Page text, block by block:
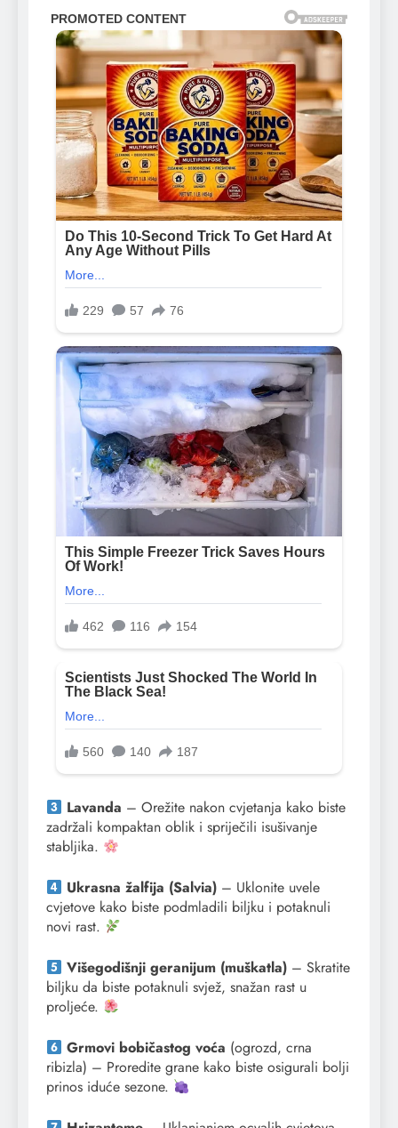
Lavanda – Orežite nakon cvjetanja kako biste
zadržali kompaktan oblik i spriječili isušivanje
stabljika.
Ukrasna žalfija (Salvia) – Uklonite uvele
cvjetove kako biste podmladili biljku i potaknuli
novi rast.
Višegodišnji geranijum (muškatla) – Skratite
biljku da biste potaknuli svjež, snažan rast u
proljeće.
Grmovi bobičastog voća (ogrozd, crna
ribizla) – Proredite grane kako biste osigurali bolji
prinos iduće sezone.